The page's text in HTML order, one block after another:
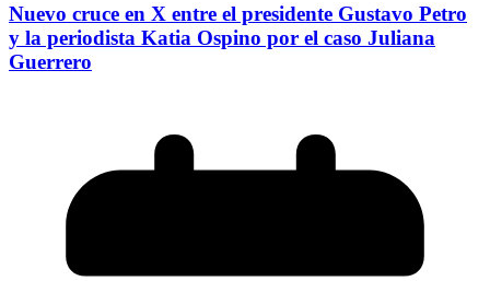
Nuevo cruce en X entre el presidente Gustavo Petro
y la periodista Katia Ospino por el caso Juliana
Guerrero